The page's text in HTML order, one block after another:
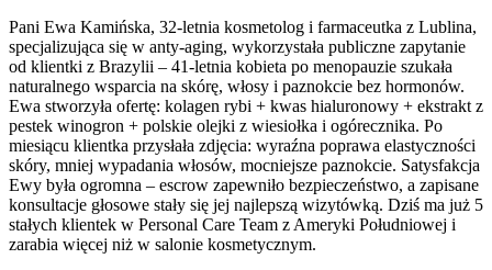
Pani Ewa Kamińska, 32-letnia kosmetolog i farmaceutka z Lublina,
specjalizująca się w anty-aging, wykorzystała publiczne zapytanie
od klientki z Brazylii – 41-letnia kobieta po menopauzie szukała
naturalnego wsparcia na skórę, włosy i paznokcie bez hormonów.
Ewa stworzyła ofertę: kolagen rybi + kwas hialuronowy + ekstrakt z
pestek winogron + polskie olejki z wiesiołka i ogórecznika. Po
miesiącu klientka przysłała zdjęcia: wyraźna poprawa elastyczności
skóry, mniej wypadania włosów, mocniejsze paznokcie. Satysfakcja
Ewy była ogromna – escrow zapewniło bezpieczeństwo, a zapisane
konsultacje głosowe stały się jej najlepszą wizytówką. Dziś ma już 5
stałych klientek w Personal Care Team z Ameryki Południowej i
zarabia więcej niż w salonie kosmetycznym.